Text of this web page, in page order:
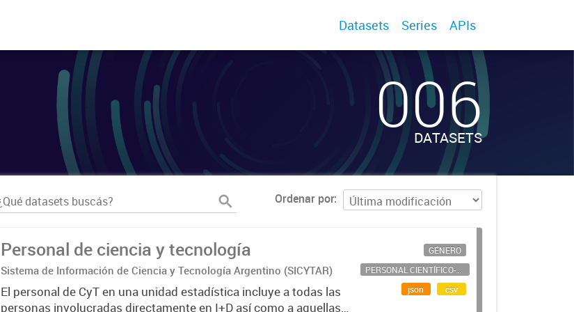
Datasets Series APIs
006
DATASETS
Ordenar por
Personal de ciencia y tecnología
Sistema de Información de Ciencia y Tecnología Argentino (SICYTAR)
El personal de CyT en una unidad estadística incluye a todas las
personas involucradas directamente en I+D así como a aquellas
GÉNERO
PERSONAL CIENTÍFICO-TECNOLÓGICO
json
csv